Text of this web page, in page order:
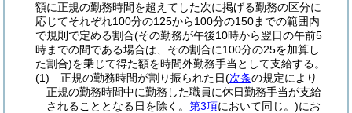
額に正規の勤務時間を超えてした次に掲げる勤務の区分に
応じてそれぞれ100分の125から100分の150までの範囲内
で規則で定める割合(その勤務が午後10時から翌日の午前5
時までの間である場合は、その割合に100分の25を加算し
た割合)を乗じて得た額を時間外勤務手当として支給する。
(1)
正規の勤務時間が割り振られた日(次条の規定により
正規の勤務時間中に勤務した職員に休日勤務手当が支給
されることとなる日を除く。 第3項において同じ。)にお